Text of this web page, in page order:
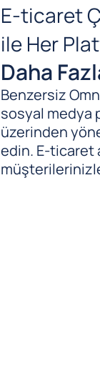
E-ticaret
ile Her
Daha
Benzersiz
sosyal medya
üzerinden
edin. E-ticaret